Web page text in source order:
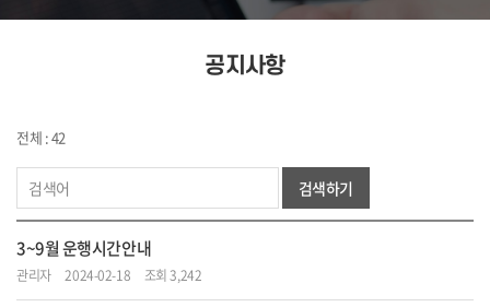
공지사항
전체 : 42
검색하기
3~9월 운행시간안내
관리자 2024-02-18 조회 3,242